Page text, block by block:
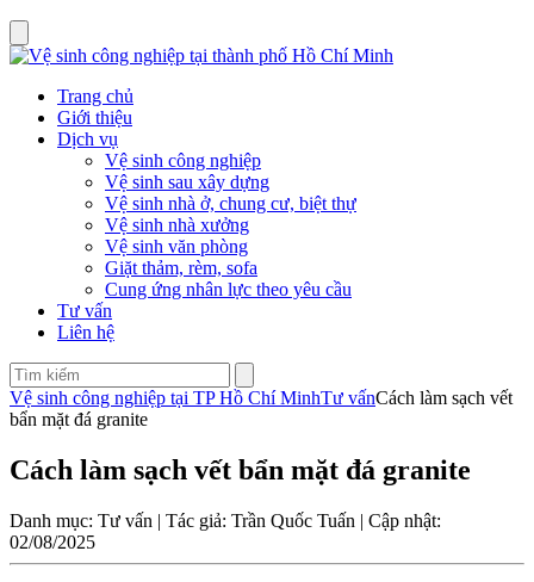
Trang chủ
Giới thiệu
Dịch vụ
Vệ sinh công nghiệp
Vệ sinh sau xây dựng
Vệ sinh nhà ở, chung cư, biệt thự
Vệ sinh nhà xưởng
Vệ sinh văn phòng
Giặt thảm, rèm, sofa
Cung ứng nhân lực theo yêu cầu
Tư vấn
Liên hệ
Vệ sinh công nghiệp tại TP Hồ Chí MinhTư vấnCách làm sạch vết
bẩn mặt đá granite
Cách làm sạch vết bẩn mặt đá granite
Danh mục: Tư vấn | Tác giả: Trần Quốc Tuấn | Cập nhật:
02/08/2025